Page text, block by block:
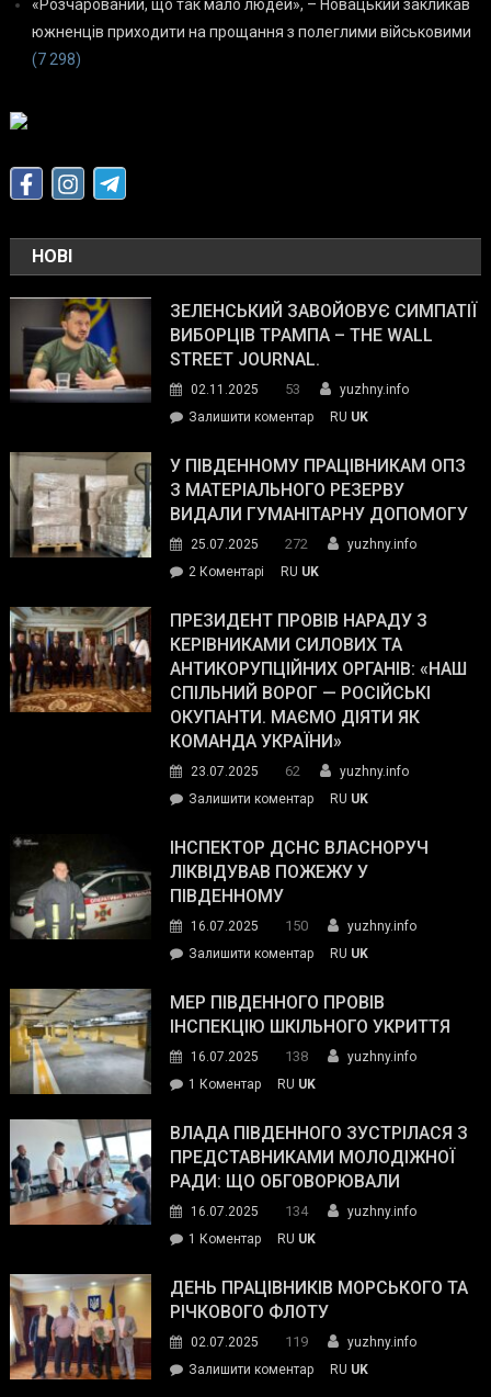
«Розчарований, що так мало людей», – Новацький закликав
южненців приходити на прощання з полеглими військовими
(7 298)
НОВІ
ЗЕЛЕНСЬКИЙ ЗАВОЙОВУЄ СИМПАТІЇ
ВИБОРЦІВ ТРАМПА – THE WALL
STREET JOURNAL.
02.11.2025 53
yuzhny.info
Залишити коментарon
завойовує
симпатії
виборців
The
Street
Journal.
RU UK
У ПІВДЕННОМУ ПРАЦІВНИКАМ ОПЗ
З МАТЕРІАЛЬНОГО РЕЗЕРВУ
ВИДАЛИ ГУМАНІТАРНУ ДОПОМОГУ
25.07.2025 272
yuzhny.info
2 Коментарі
Південному
працівникам
ОПЗ
з
матеріального
резерву
гуманітарну
допомогу
RU UK
ПРЕЗИДЕНТ ПРОВІВ НАРАДУ З
КЕРІВНИКАМИ СИЛОВИХ ТА
АНТИКОРУПЦІЙНИХ ОРГАНІВ: «НАШ
СПІЛЬНИЙ ВОРОГ — РОСІЙСЬКІ
ОКУПАНТИ. МАЄМО ДІЯТИ ЯК
КОМАНДА УКРАЇНИ»
23.07.2025 62
yuzhny.info
Залишити коментарon
провів
нараду
силових
та
органів:
«Наш
спільний
окупанти.
Маємо
діяти
команда
RU UK
ІНСПЕКТОР ДСНС ВЛАСНОРУЧ
ЛІКВІДУВАВ ПОЖЕЖУ У
ПІВДЕННОМУ
16.07.2025 150
yuzhny.info
Залишити коментарon
ДСНС
власноруч
пожежу
у
RU UK
МЕР ПІВДЕННОГО ПРОВІВ
ІНСПЕКЦІЮ ШКІЛЬНОГО УКРИТТЯ
16.07.2025 138
yuzhny.info
1 Коментардо
Південного
провів
інспекцію
укриття
RU UK
ВЛАДА ПІВДЕННОГО ЗУСТРІЛАСЯ З
ПРЕДСТАВНИКАМИ МОЛОДІЖНОЇ
РАДИ: ЩО ОБГОВОРЮВАЛИ
16.07.2025 134
yuzhny.info
1 Коментардо
Південного
зустрілася
представниками
молодіжної
RU UK
ДЕНЬ ПРАЦІВНИКІВ МОРСЬКОГО ТА
РІЧКОВОГО ФЛОТУ
02.07.2025 119
yuzhny.info
Залишити коментарon
RU UK